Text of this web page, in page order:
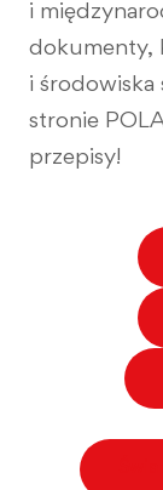
i
dokumenty,
i
stronie
przepisy!